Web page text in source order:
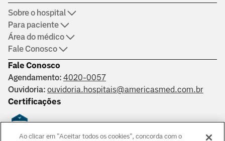
Fale Conosco
Agendamento: 4020-0057
Ouvidoria: ouvidoria.hospitais@americasmed.com.br
Certificações
Sobre o hospital
Para paciente
Área do médico
Fale Conosco
Ao clicar em "Aceitar todos os cookies", concorda com o